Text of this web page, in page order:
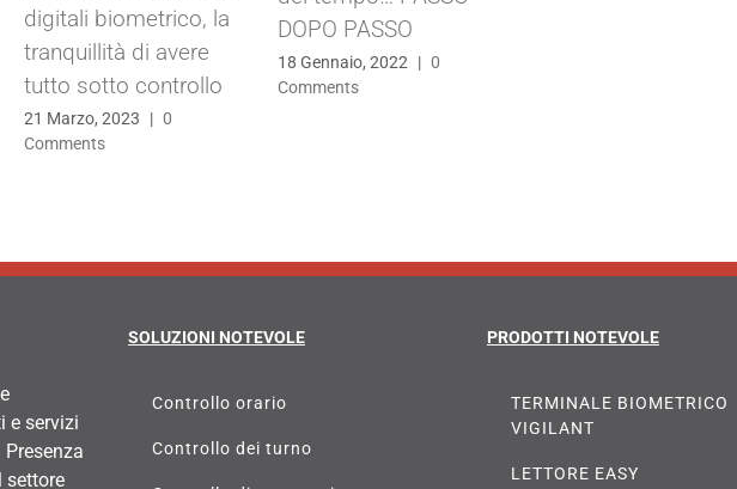
digitali biometrico, la
tranquillità di avere
tutto sotto controllo
21 Marzo, 2023 | 0
Comments
DOPO PASSO
18 Gennaio, 2022 | 0
Comments
e servizi
settore
SOLUZIONI NOTEVOLE
Controllo orario
Controllo dei turno
PRODOTTI NOTEVOLE
TERMINALE BIOMETRICO
VIGILANT
LETTORE EASY